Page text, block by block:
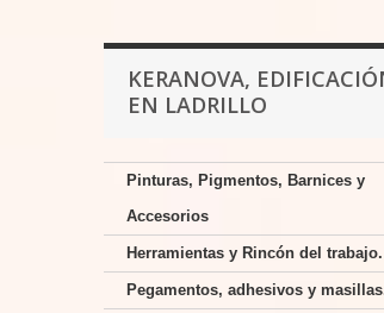
KERANOVA,
EN LADRILLO
Pinturas, Pigmentos, Barnices y
Accesorios
Herramientas y Rincón del trabajo.
Pegamentos, adhesivos y